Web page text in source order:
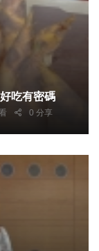
吃有密碼
0 分享